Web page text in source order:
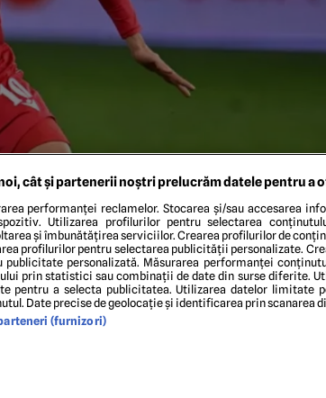
cât și partenerii noștri prelucrăm datele pentru a
performanței reclamelor. Stocarea și/sau accesarea
Utilizarea profilurilor pentru selectarea
și îmbunătățirea serviciilor. Crearea profilurilor de
profilurilor pentru selectarea publicității personalizate.
publicitate personalizată. Măsurarea performanței
prin statistici sau combinații de date din surse diferite.
pentru a selecta publicitatea. Utilizarea datelor limitate
Date precise de geolocație și identificarea prin scanarea
(furnizori)